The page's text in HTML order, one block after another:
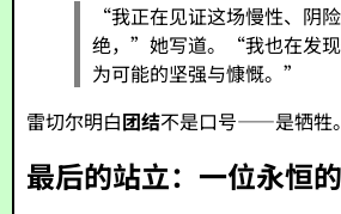
“我正在见证这场慢性、阴
绝，”她写道。“我也在发
为可能的坚强与慷慨。”
雷切尔明白团结不是口号——是牺牲
最后的站立：一位永恒